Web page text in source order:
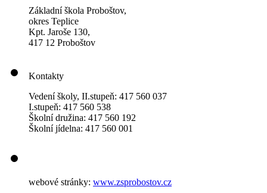
Základní škola Proboštov,
okres Teplice
Kpt. Jaroše 130,
417 12 Proboštov
Kontakty
Vedení školy, II.stupeň: 417 560 037
I.stupeň: 417 560 538
Školní družina: 417 560 192
Školní jídelna: 417 560 001
webové stránky: www.zsprobostov.cz